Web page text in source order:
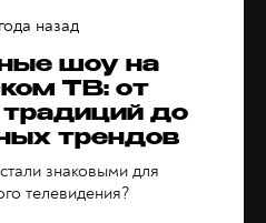
шоу на
ТВ: от
традиций до
трендов
знаковыми для
телевидения?
назад